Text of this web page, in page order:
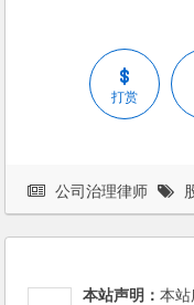
打赏
公司治理律师
本站声明：本